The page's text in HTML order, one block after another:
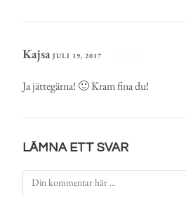
Kajsa JULI 19, 2017
Ja jättegärna! 🙂 Kram fina du!
LÄMNA ETT SVAR